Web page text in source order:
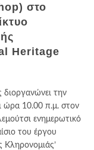
στο
Heritage
την
ώρα 10.00 π.μ. στον
ενημερωτικό
του έργου
Κληρονομιάς’